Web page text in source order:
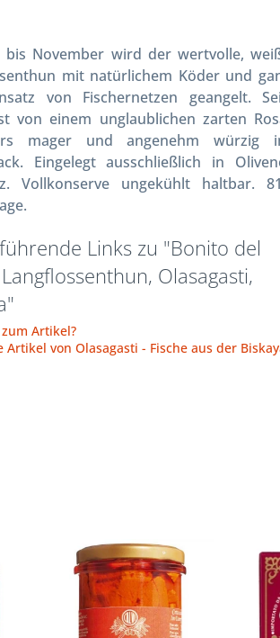
bis November wird der wertvolle,
mit natürlichem Köder und
von Fischernetzen geangelt.
von einem unglaublichen zarten
mager und angenehm würzig
Eingelegt ausschließlich in
Vollkonserve ungekühlt haltbar.
Links zu "Bonito del
Olasagasti,
Artikel?
Artikel von Olasagasti - Fische aus der